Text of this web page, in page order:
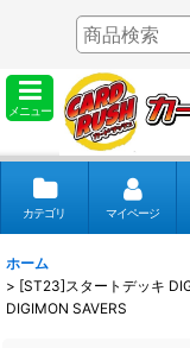
メニュー
カテゴリ マイページ
ホーム
> [ST23]スタートデッキ
DIGIMON SAVERS